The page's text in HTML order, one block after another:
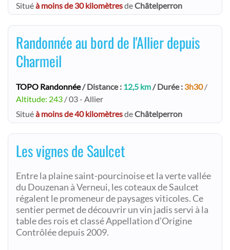
Situéà moins de 30 kilomètresdeChâtelperron
Randonnée au bord de l'Allier depuis
Charmeil
TOPO Randonnée/ Distance : 12,5 km/ Durée : 3h30/
Altitude: 243 / 03 - Allier
Situéà moins de 40 kilomètresdeChâtelperron
Les vignes de Saulcet
Entre la plaine saint-pourcinoise et la verte vallée
du Douzenan à Verneui, les coteaux de Saulcet
régalent le promeneur de paysages viticoles. Ce
sentier permet de découvrir un vin jadis servi à la
table des rois et classé Appellation d’Origine
Contrôlée depuis 2009.